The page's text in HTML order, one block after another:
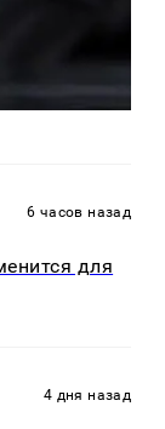
6 часов назад
для
4 дня назад